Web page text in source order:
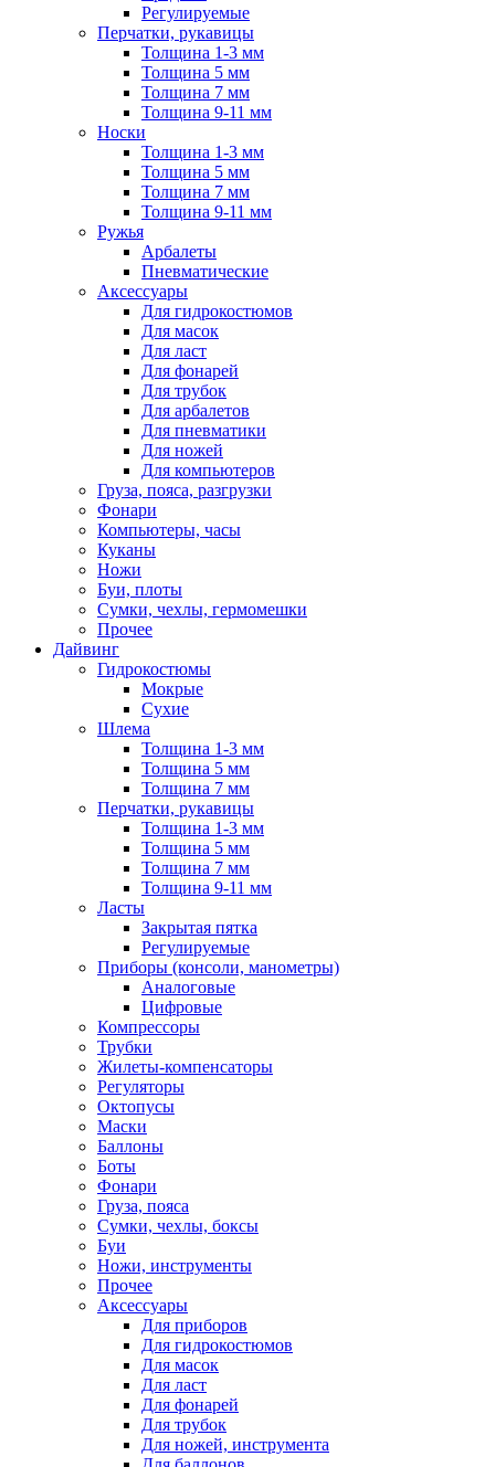
Регулируемые
Перчатки, рукавицы
Толщина 1-3 мм
Толщина 5 мм
Толщина 7 мм
Толщина 9-11 мм
Носки
Толщина 1-3 мм
Толщина 5 мм
Толщина 7 мм
Толщина 9-11 мм
Ружья
Арбалеты
Пневматические
Аксессуары
Для гидрокостюмов
Для масок
Для ласт
Для фонарей
Для трубок
Для арбалетов
Для пневматики
Для ножей
Для компьютеров
Груза, пояса, разгрузки
Фонари
Компьютеры, часы
Куканы
Ножи
Буи, плоты
Сумки, чехлы, гермомешки
Прочее
Дайвинг
Гидрокостюмы
Мокрые
Сухие
Шлема
Толщина 1-3 мм
Толщина 5 мм
Толщина 7 мм
Перчатки, рукавицы
Толщина 1-3 мм
Толщина 5 мм
Толщина 7 мм
Толщина 9-11 мм
Ласты
Закрытая пятка
Регулируемые
Приборы (консоли, манометры)
Аналоговые
Цифровые
Компрессоры
Трубки
Жилеты-компенсаторы
Регуляторы
Октопусы
Маски
Баллоны
Боты
Фонари
Груза, пояса
Сумки, чехлы, боксы
Буи
Ножи, инструменты
Прочее
Аксессуары
Для приборов
Для гидрокостюмов
Для масок
Для ласт
Для фонарей
Для трубок
Для ножей, инструмента